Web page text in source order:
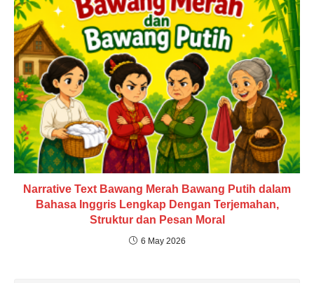
Narrative Text Bawang Merah Bawang Putih dalam
Bahasa Inggris Lengkap Dengan Terjemahan,
Struktur dan Pesan Moral
6 May 2026